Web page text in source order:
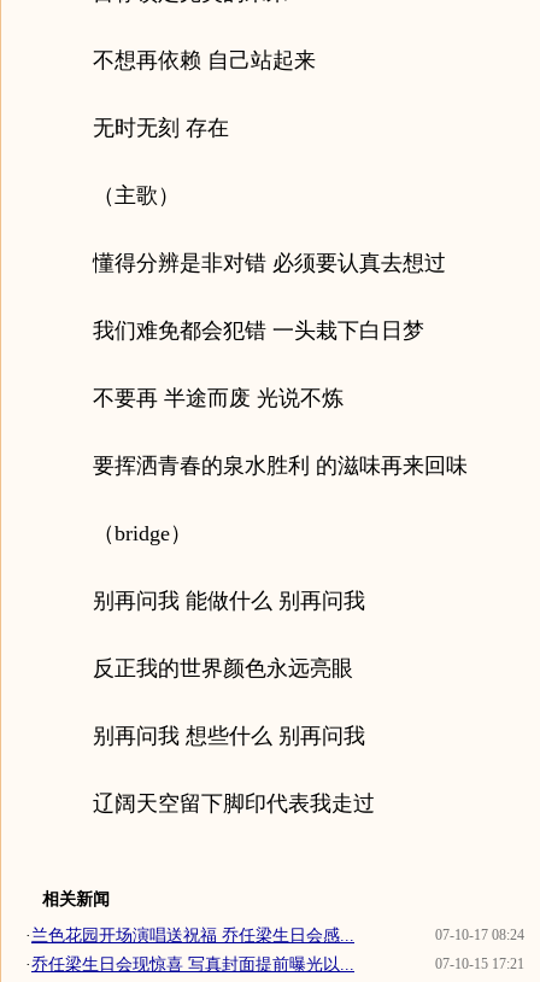
不想再依赖 自己站起来
无时无刻 存在
（主歌）
懂得分辨是非对错 必须要认真去想过
我们难免都会犯错 一头栽下白日梦
不要再 半途而废 光说不炼
要挥洒青春的泉水胜利 的滋味再来回味
（bridge）
别再问我 能做什么 别再问我
反正我的世界颜色永远亮眼
别再问我 想些什么 别再问我
辽阔天空留下脚印代表我走过
相关新闻
07-10-17 08:24
·兰色花园开场演唱送祝福 乔任梁生日会感...
07-10-15 17:21
·乔任梁生日会现惊喜 写真封面提前曝光以...